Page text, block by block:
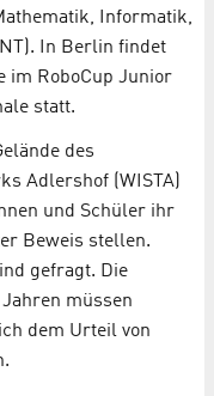
Informatik,
In Berlin findet
im RoboCup Junior
statt.
des
Adlershof (WISTA)
und Schüler ihr
Beweis stellen.
gefragt. Die
müssen
dem Urteil von